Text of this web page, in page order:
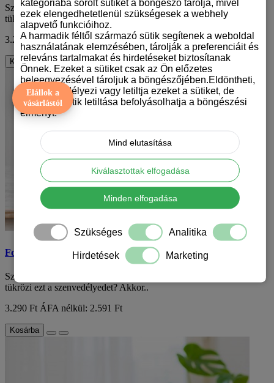
Szereted a foxikat és szeretnél egy egyedi, stílusos bögrét, ami
tükrözi ezt a szenvedélyedet? Akkor..
3.290 FtÁFA nélkül: 2.591 Ft
Kosárba
Foxterrier mintás bögre
Szereted a foxikat és szeretnél egy egyedi, stílusos bögrét, ami
tükrözi ezt a szenvedélyedet? Akkor..
3.290 Ft ÁFA nélkül: 2.591 Ft
Kosárba
Elállok a
vásárlástól
kategóriába sorolt sütiket a böngésző tárolja, mivel
ezek elengedhetetlenül szükségesek a webhely
alapvető funkcióihoz.
A harmadik féltől származó sütik segítenek a weboldal
használatának elemzésében, tárolják a preferenciáit és
releváns tartalmakat és hirdetéseket biztosítanak
Önnek. Ezeket a sütiket csak az Ön előzetes
beleegyezésével tároljuk a böngészőjében.Eldöntheti,
hogy engedélyezi vagy letiltja ezeket a sütiket, de
bizonyos sütik letiltása befolyásolhatja a böngészési
élményt.
Mind elutasítása
Kiválasztottak elfogadása
Minden elfogadása
Szükséges Analitika
Hirdetések Marketing